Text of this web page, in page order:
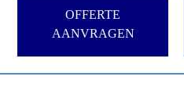
OFFERTE
AANVRAGEN